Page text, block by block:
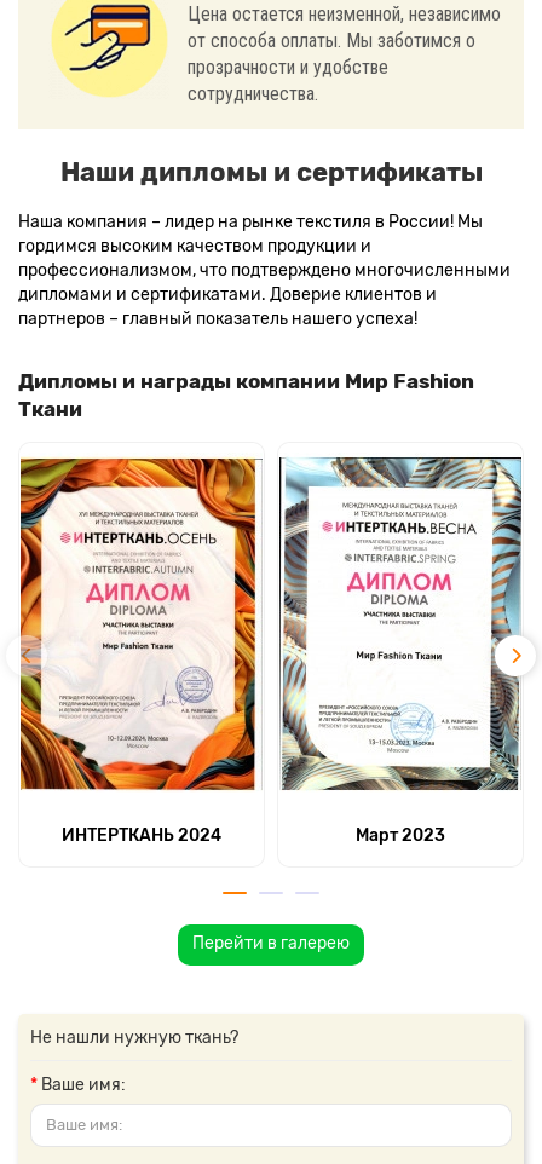
Цена остается неизменной, независимо
от способа оплаты. Мы заботимся о
прозрачности и удобстве
сотрудничества.
Наши дипломы и сертификаты
Наша компания – лидер на рынке текстиля в России! Мы
гордимся высоким качеством продукции и
профессионализмом, что подтверждено многочисленными
дипломами и сертификатами. Доверие клиентов и
партнеров – главный показатель нашего успеха!
Дипломы и награды компании Мир Fashion
Ткани
ИНТЕРТКАНЬ 2024 Март 2023
Перейти в галерею
Не нашли нужную ткань?
Ваше имя: